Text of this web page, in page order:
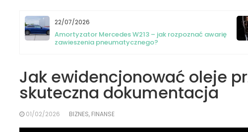
22/07/2026
Amortyzator Mercedes W213 – jak rozpoznać awarię
zawieszenia pneumatycznego?
Jak ewidencjonować oleje
skuteczna dokumentacja
01/02/2026 BIZNES, FINANSE